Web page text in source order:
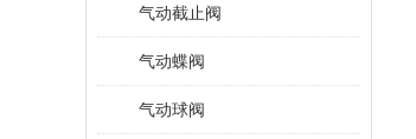
气动截止阀
气动蝶阀
气动球阀